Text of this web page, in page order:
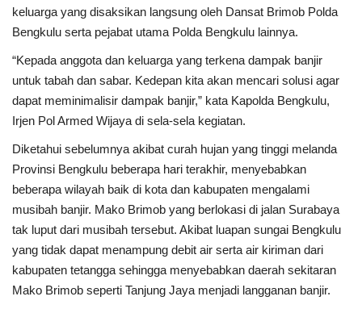
Kesehatan
Layanan Publik
Perempuan/Anak
keluarga yang disaksikan langsung oleh Dansat Brimob Polda
Bengkulu serta pejabat utama Polda Bengkulu lainnya.
“Kepada anggota dan keluarga yang terkena dampak banjir
untuk tabah dan sabar. Kedepan kita akan mencari solusi agar
dapat meminimalisir dampak banjir,” kata Kapolda Bengkulu,
Irjen Pol Armed Wijaya di sela-sela kegiatan.
Diketahui sebelumnya akibat curah hujan yang tinggi melanda
Provinsi Bengkulu beberapa hari terakhir, menyebabkan
beberapa wilayah baik di kota dan kabupaten mengalami
musibah banjir. Mako Brimob yang berlokasi di jalan Surabaya
tak luput dari musibah tersebut. Akibat luapan sungai Bengkulu
yang tidak dapat menampung debit air serta air kiriman dari
kabupaten tetangga sehingga menyebabkan daerah sekitaran
Mako Brimob seperti Tanjung Jaya menjadi langganan banjir.